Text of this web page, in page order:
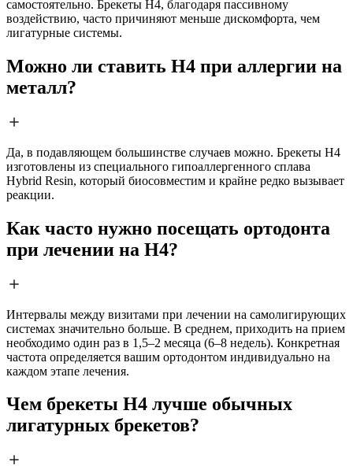
самостоятельно. Брекеты H4, благодаря пассивному
воздействию, часто причиняют меньше дискомфорта, чем
лигатурные системы.
Можно ли ставить H4 при аллергии на
металл?
Да, в подавляющем большинстве случаев можно. Брекеты H4
изготовлены из специального гипоаллергенного сплава
Hybrid Resin, который биосовместим и крайне редко вызывает
реакции.
Как часто нужно посещать ортодонта
при лечении на H4?
Интервалы между визитами при лечении на самолигирующих
системах значительно больше. В среднем, приходить на прием
необходимо один раз в 1,5–2 месяца (6–8 недель). Конкретная
частота определяется вашим ортодонтом индивидуально на
каждом этапе лечения.
Чем брекеты H4 лучше обычных
лигатурных брекетов?